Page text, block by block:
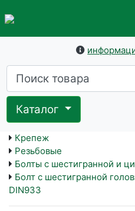
Каталог
Крепеж
Резьбовые
Болты с шестигранной и
Болт с шестигранной
DIN933